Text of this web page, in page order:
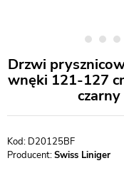
Drzwi
wnęki 121-127
D20125BF
Producent:Swiss Liniger